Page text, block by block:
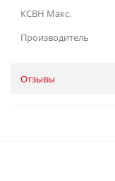
КСВН Макс.
Производитель
Отзывы